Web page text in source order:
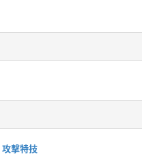
攻撃特技